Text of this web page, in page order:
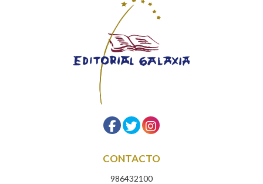
CONTACTO
986432100